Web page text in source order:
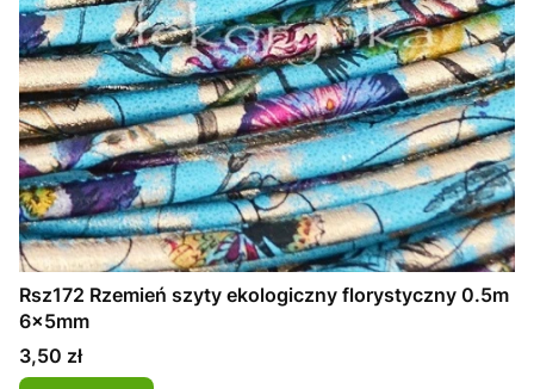
Rsz172 Rzemień szyty ekologiczny florystyczny 0.5m
6x5mm
Cena
3,50 zł